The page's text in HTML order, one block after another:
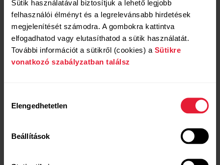
Sütik használatával biztosítjuk a lehető legjobb
felhasználói élményt és a legrelevánsabb hirdetések
megjelenítését számodra. A gombokra kattintva
elfogadhatod vagy elutasíthatod a sütik használatát.
További információt a sütikről (cookies) a Sütikre
vonatkozó szabályzatban találsz
kiválasztása
Elengedhetetlen
Beállítások
folyamatosan